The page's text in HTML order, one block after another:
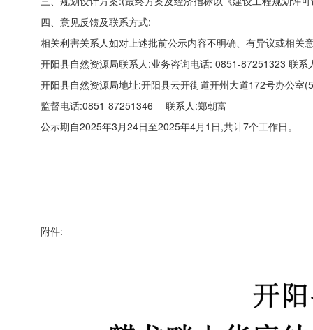
四、意见反馈及联系方式:
相关利害关系人如对上述批前公示内容不明确、有异议或相关
开阳县自然资源局联系人:业务咨询电话: 0851-87251323 联系
开阳县自然资源局地址:开阳县云开街道开州大道172号办公室
监督电话:0851-87251346 联系人:郑朝富
公示期自2025年3月24日至2025年4月1日,共计7个工作日。
附件: